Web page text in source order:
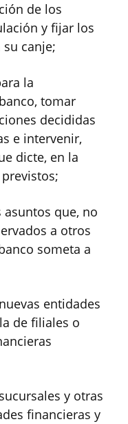
de los
y fijar los
canje;
la
tomar
decididas
e intervenir,
dicte, en la
asuntos que, no
a otros
someta a
entidades
de filiales o
y otras
financieras y